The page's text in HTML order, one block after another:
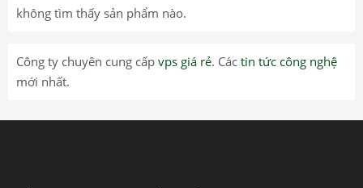
không tìm thấy sản phẩm nào.
Công ty chuyên cung cấp vps giá rẻ. Các tin tức công nghệ
mới nhất.